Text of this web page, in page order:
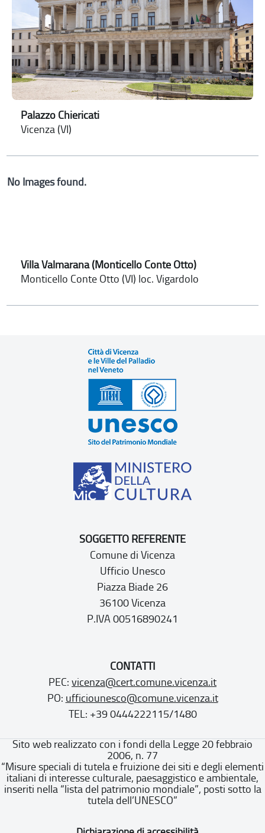
Palazzo Chiericati
Vicenza (VI)
No Images found.
Villa Valmarana (Monticello Conte Otto)
Monticello Conte Otto (VI) loc. Vigardolo
SOGGETTO REFERENTE
Comune di Vicenza
Ufficio Unesco
Piazza Biade 26
36100 Vicenza
P.IVA 00516890241
CONTATTI
PEC: vicenza@cert.comune.vicenza.it
PO: ufficiounesco@comune.vicenza.it
TEL: +39 0444222115/1480
Sito web realizzato con i fondi della Legge 20 febbraio
2006, n. 77
“Misure speciali di tutela e fruizione dei siti e degli elementi
italiani di interesse culturale, paesaggistico e ambientale,
inseriti nella “lista del patrimonio mondiale”, posti sotto la
tutela dell’UNESCO”